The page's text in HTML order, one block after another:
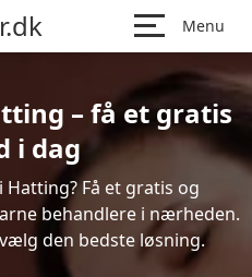
Menu
– få et gratis
i dag
Få et gratis og
behandlere i nærheden.
den bedste løsning.